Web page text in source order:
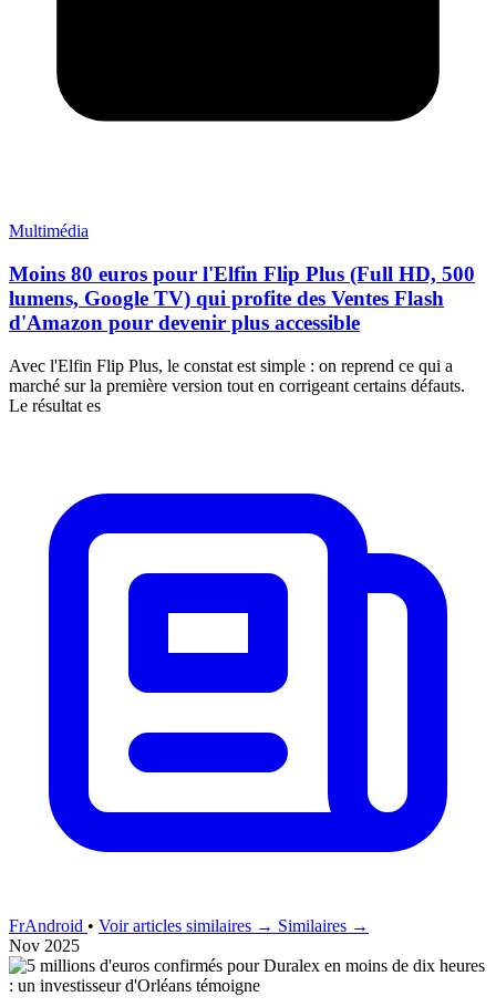
Multimédia
Moins 80 euros pour l'Elfin Flip Plus (Full HD, 500
lumens, Google TV) qui profite des Ventes Flash
d'Amazon pour devenir plus accessible
Avec l'Elfin Flip Plus, le constat est simple : on reprend ce qui a
marché sur la première version tout en corrigeant certains défauts.
Le résultat es
FrAndroid • Voir articles similaires → Similaires →
Nov 2025